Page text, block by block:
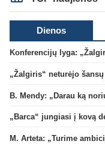
Dienos
„Žalgiris“ neturėjo
„Barca“ jungiasi į kovą
M. Arteta: „Turime